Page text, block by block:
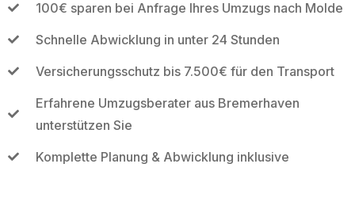
100€ sparen bei Anfrage Ihres Umzugs nach Molde
Schnelle Abwicklung in unter 24 Stunden
Versicherungsschutz bis 7.500€ für den Transport
Erfahrene Umzugsberater aus Bremerhaven
unterstützen Sie
Komplette Planung & Abwicklung inklusive